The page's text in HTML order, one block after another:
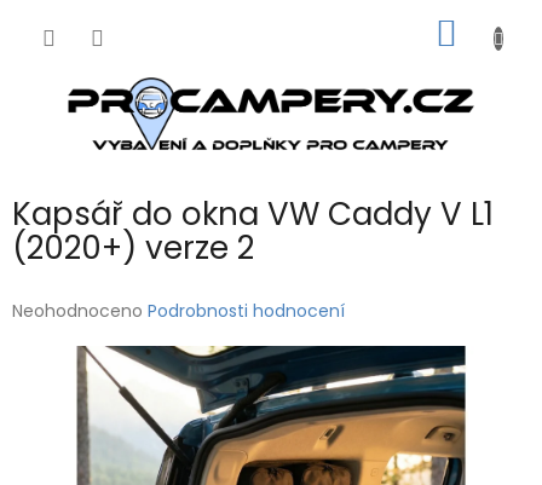
KOŠÍK
Kapsář do okna VW Caddy V L1
(2020+) verze 2
Průměrné
produktu
hvězdiček.
Neohodnoceno Podrobnosti hodnocení